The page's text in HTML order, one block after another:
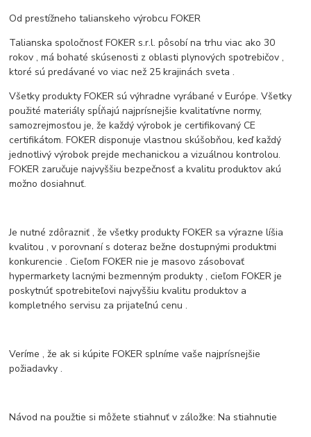
Od prestížneho talianskeho výrobcu FOKER
Talianska spoločnosť FOKER s.r.l. pôsobí na trhu viac ako 30
rokov , má bohaté skúsenosti z oblasti plynových spotrebičov ,
ktoré sú predávané vo viac než 25 krajinách sveta .
Všetky produkty FOKER sú výhradne vyrábané v Európe. Všetky
použité materiály spĺňajú najprísnejšie kvalitatívne normy,
samozrejmosťou je, že každý výrobok je certifikovaný CE
certifikátom. FOKER disponuje vlastnou skúšobňou, keď každý
jednotlivý výrobok prejde mechanickou a vizuálnou kontrolou.
FOKER zaručuje najvyššiu bezpečnosť a kvalitu produktov akú
možno dosiahnuť.
Je nutné zdôrazniť , že všetky produkty FOKER sa výrazne líšia
kvalitou , v porovnaní s doteraz bežne dostupnými produktmi
konkurencie . Cieľom FOKER nie je masovo zásobovať
hypermarkety lacnými bezmenným produkty , cieľom FOKER je
poskytnúť spotrebiteľovi najvyššiu kvalitu produktov a
kompletného servisu za prijateľnú cenu .
Veríme , že ak si kúpite FOKER splníme vaše najprísnejšie
požiadavky .
Návod na použtie si môžete stiahnuť v záložke: Na stiahnutie